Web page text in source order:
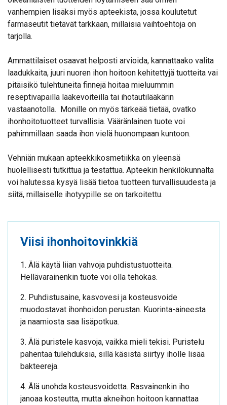
vanhempien lisäksi myös apteekista, jossa koulutetut
farmaseutit tietävät tarkkaan, millaisia vaihtoehtoja on
tarjolla.
Ammattilaiset osaavat helposti arvioida, kannattaako valita
laadukkaita, juuri nuoren ihon hoitoon kehitettyjä tuotteita vai
pitäisikö tulehtuneita finnejä hoitaa mieluummin
reseptivapailla lääkevoiteilla tai ihotautilääkärin
vastaanotolla. Monille on myös tärkeää tietää, ovatko
ihonhoitotuotteet turvallisia. Vääränlainen tuote voi
pahimmillaan saada ihon vielä huonompaan kuntoon.
Vehniän mukaan apteekkikosmetiikka on yleensä
huolellisesti tutkittua ja testattua. Apteekin henkilökunnalta
voi halutessa kysyä lisää tietoa tuotteen turvallisuudesta ja
siitä, millaiselle ihotyypille se on tarkoitettu.
Viisi ihonhoitovinkkiä
1. Älä käytä liian vahvoja puhdistustuotteita.
Hellävarainenkin tuote voi olla tehokas.
2. Puhdistusaine, kasvovesi ja kosteusvoide
muodostavat ihonhoidon perustan. Kuorinta-aineesta
ja naamiosta saa lisäpotkua.
3. Älä puristele kasvoja, vaikka mieli tekisi. Puristelu
pahentaa tulehduksia, sillä käsistä siirtyy iholle lisää
bakteereja.
4. Älä unohda kosteusvoidetta. Rasvainenkin iho
janoaa kosteutta, mutta akneihon hoitoon kannattaa